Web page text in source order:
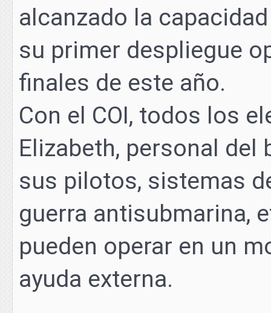
alcanzado la
su primer despliegue
finales de este año.
Con el COI, todos los
Elizabeth, personal del
sus pilotos, sistemas
guerra antisubmarina,
pueden operar en un
ayuda externa.